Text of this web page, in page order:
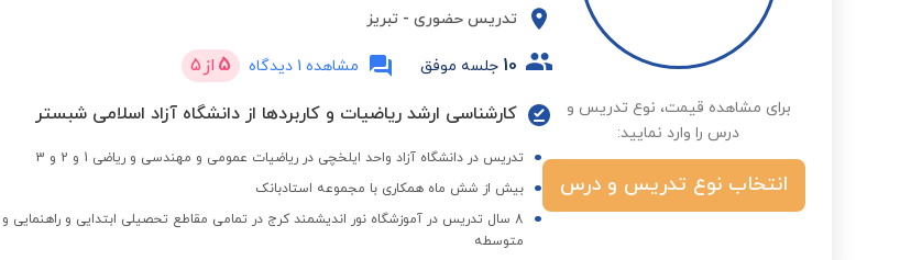
برای مشاهده قیمت، نوع تدریس و
درس را وارد نمایید:
انتخاب نوع تدریس و درس
تدریس حضوری - تبریز
10 جلسه موفق مشاهده 1 دیدگاه 5 از 5
کارشناسی ارشد ریاضیات و کاربردها از دانشگاه آزاد اسلامی شبستر
تدریس در دانشگاه آزاد واحد ایلخچی در ریاضیات عمومی و مهندسی و ریاضی 1 و 2 و 3
بیش از شش ماه همکاری با مجموعه استادبانک
8 سال تدریس در آموزشگاه نور اندیشمند کرج در تمامی مقاطع تحصیلی ابتدایی و راهنمایی و
متوسطه